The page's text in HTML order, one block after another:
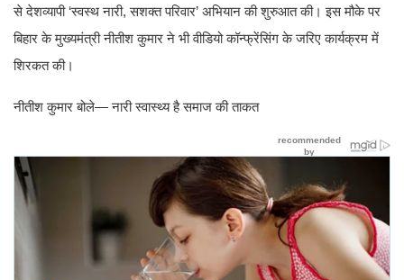
से देशव्यापी ‘स्वस्थ नारी, सशक्त परिवार’ अभियान की शुरुआत की। इस मौके पर
बिहार के मुख्यमंत्री नीतीश कुमार ने भी वीडियो कॉन्फ्रेंसिंग के जरिए कार्यक्रम में
शिरकत की।
नीतीश कुमार बोले— नारी स्वास्थ्य है समाज की ताकत